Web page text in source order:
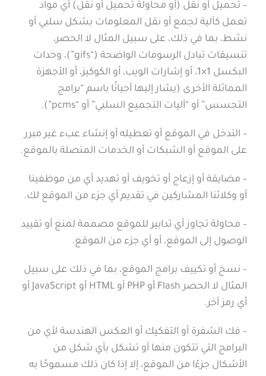
– تحميل أو نقل (أو محاولة تحميل أو نقل) أي مواد
تعمل كآلية لجمع أو نقل المعلومات بشكل سلبي أو
نشط، بما في ذلك، على سبيل المثال لا الحصر،
تنسيقات تبادل الرسومات الواضحة (“gifs”)، وحدات
البكسل 1×1، أو إشارات الويب، أو الكوكيز، أو الأجهزة
المماثلة الأخرى (يشار إليها أحيانًا باسم “برامج
التجسس” أو “آليات التجميع السلبي” أو “pcms”).
– التدخل في الموقع أو تعطيله أو إنشاء عبء غير مبرر
على الموقع أو الشبكات أو الخدمات المتصلة بالموقع.
– مضايقة أو إزعاج أو تخويف أو تهديد أي من موظفينا
أو وكلائنا المشاركين في تقديم أي جزء من الموقع لك.
– محاولة تجاوز أي تدابير للموقع مصممة لمنع أو تقييد
الوصول إلى الموقع، أو أي جزء من الموقع.
– نسخ أو تكييف برامج الموقع، بما في ذلك على سبيل
المثال لا الحصر Flash أو PHP أو HTML أو JavaScript أو
أي رمز آخر.
– فك الشفرة أو التفكيك أو العكس الهندسة لأي من
البرامج التي تتكون منها أو تشكل بأي شكل من
الأشكال جزءًا من الموقع، إلا إذا كان ذلك مسموحًا به